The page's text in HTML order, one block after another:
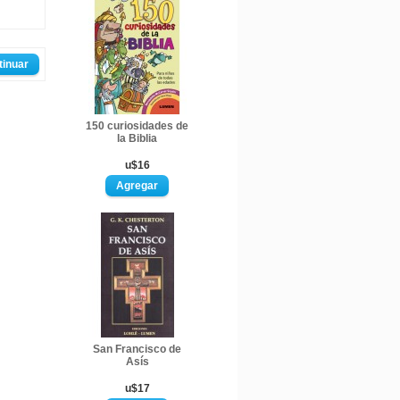
150 curiosidades de
la Biblia
u$16
San Francisco de
Asís
u$17